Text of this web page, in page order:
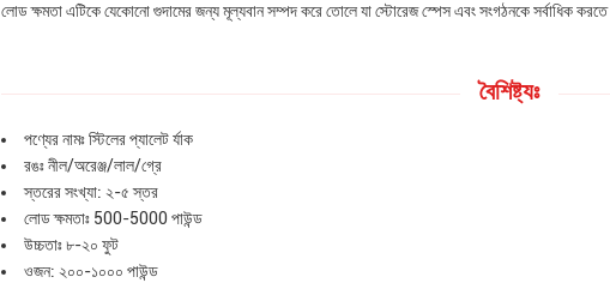
লোড ক্ষমতা এটিকে যেকোনো গুদামের জন্য মূল্যবান সম্পদ করে তোলে যা স্টোরেজ স্পেস এবং সংগঠনকে সর্বাধিক করতে
বৈশিষ্ট্যঃ
পণ্যের নামঃ স্টিলের প্যালেট র্যাক
রঙঃ নীল/অরেঞ্জ/লাল/গ্রে
স্তরের সংখ্যা: ২-৫ স্তর
লোড ক্ষমতাঃ 500-5000 পাউন্ড
উচ্চতাঃ ৮-২০ ফুট
ওজন: ২০০-১০০০ পাউন্ড